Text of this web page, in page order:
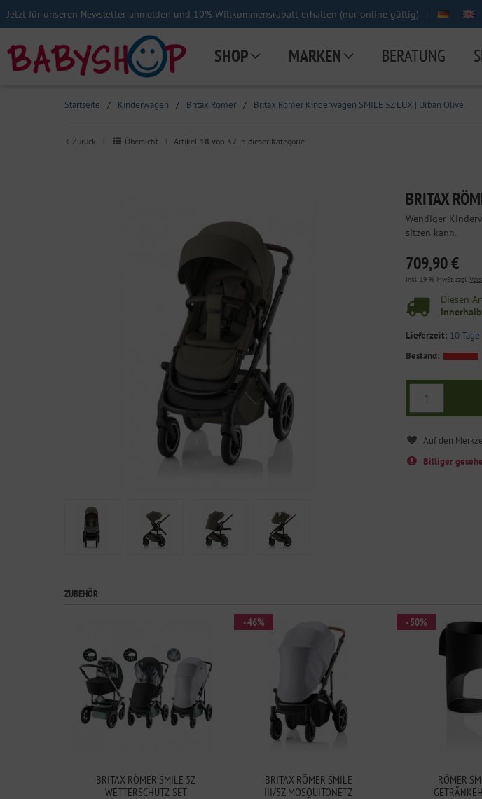
Jetzt für unseren Newsletter anmelden und 10% Willkommensrabatt erhalten (nur online gültig) |
SHOP MARKEN BERATUNG
Startseite / Kinderwagen / Britax Römer / Britax Römer Kinderwagen SMILE 5Z LUX | Urban Olive
Zurück | Übersicht | Artikel 18 von 32 in dieser Kategorie
BRITAX
Wendiger
sitzen kann.
709,90 €
inkl. 19 % MwSt. zzgl.
Diesen
Lieferzeit: 10 Tage
Bestand:
Billiger
ZUBEHÖR
BRITAX RÖMER SMILE 5Z
WETTERSCHUTZ-SET
BRITAX RÖMER SMILE
III/5Z MOSQUITONETZ
- 46%
RÖMER
- 50%